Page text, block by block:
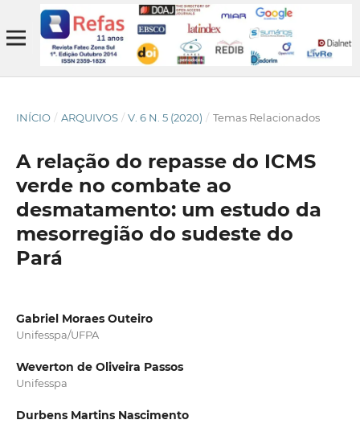
INÍCIO / ARQUIVOS / V. 6 N. 5 (2020) / Temas Relacionados
A relação do repasse do ICMS
verde no combate ao
desmatamento: um estudo da
mesorregião do sudeste do
Pará
Gabriel Moraes Outeiro
Unifesspa/UFPA
Weverton de Oliveira Passos
Unifesspa
Durbens Martins Nascimento